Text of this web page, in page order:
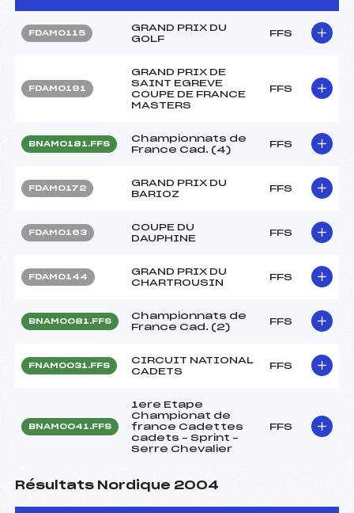
FDAM0115
GRAND PRIX DU
GOLF
FFS
FDAM0191
GRAND PRIX DE
SAINT EGREVE
COUPE DE FRANCE
MASTERS
FFS
BNAM0181.FFS
Championnats de
France Cad. (4)
FFS
FDAM0172
GRAND PRIX DU
BARIOZ
FFS
FDAM0163
COUPE DU
DAUPHINE
FFS
FDAM0144
GRAND PRIX DU
CHARTROUSIN
FFS
BNAM0081.FFS
Championnats de
France Cad. (2)
FFS
FNAM0031.FFS
CIRCUIT NATIONAL
CADETS
FFS
BNAM0041.FFS
1ere Etape
Championat de
france Cadettes
cadets – Sprint –
Serre Chevalier
FFS
Résultats Nordique 2004